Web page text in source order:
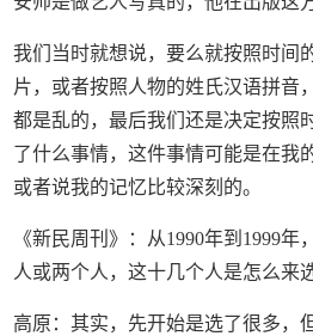
我们当时就想说，要么就按照时间
片，或者按照人物的姓氏汉语拼音
都是乱的，最后我们还是决定按照
了什么事情，这件事情可能是在我
或者说我的记忆比较深刻的。
《新民周刊》：从1990年到1999
人或两个人，这十几个人是怎么来
高原：其实，先开始是选了很多，